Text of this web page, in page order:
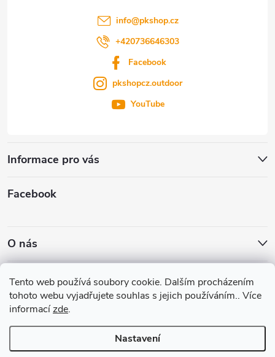
Tento web používá soubory cookie. Dalším procházením
tohoto webu vyjadřujete souhlas s jejich používáním.. Více
informacízde.
Nastavení
info@pkshop.cz
+420736646303
Facebook
pkshopcz.outdoor
YouTube
Informace pro vás
Facebook
O nás
Nákupní košík
Copyright 2026PKshop. Všechna práva vyhrazena.Upravit nastavení